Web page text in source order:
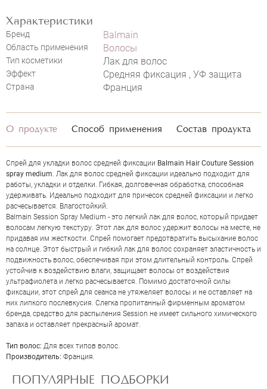
Характеристики
Бренд Balmain
Область применения Волосы
Тип косметики Лак для волос
Эффект Средняя фиксация , УФ защита
Страна Франция
НАПИСАТЬ ОТЗЫВ
Отправить
О продукте Способ применения Состав продукта
Спрей для укладки волос средней фиксации Balmain Hair Couture Session
spray medium. Лак для волос средней фиксации идеально подходит для
работы, укладки и отделки. Гибкая, долговечная обработка, способная
удерживать. Идеально подходит для причесок средней фиксации и легко
расчесывается. Влагостойкий.
Balmain Session Spray Medium - это легкий лак для волос, который придает
волосам легкую текстуру. Этот лак для волос удержит волосы на месте, не
придавая им жесткости. Спрей помогает предотвратить высыхание волос
на солнце. Этот быстрый и гибкий лак для волос сохраняет эластичность и
подвижность волос, обеспечивая при этом длительный контроль. Спрей
устойчив к воздействию влаги, защищает волосы от воздействия
ультрафиолета и легко расчесывается. Помимо достаточной силы
фиксации, этот спрей для сеанса не утяжеляет волосы и не оставляет на
них липкого послевкусия. Слегка пропитанный фирменным ароматом
бренда, средство для распыления Session не имеет сильного химического
запаха и оставляет прекрасный аромат.
Тип волос: Для всех типов волос.
Производитель: Франция.
ПОПУЛЯРНЫЕ ПОДБОРКИ